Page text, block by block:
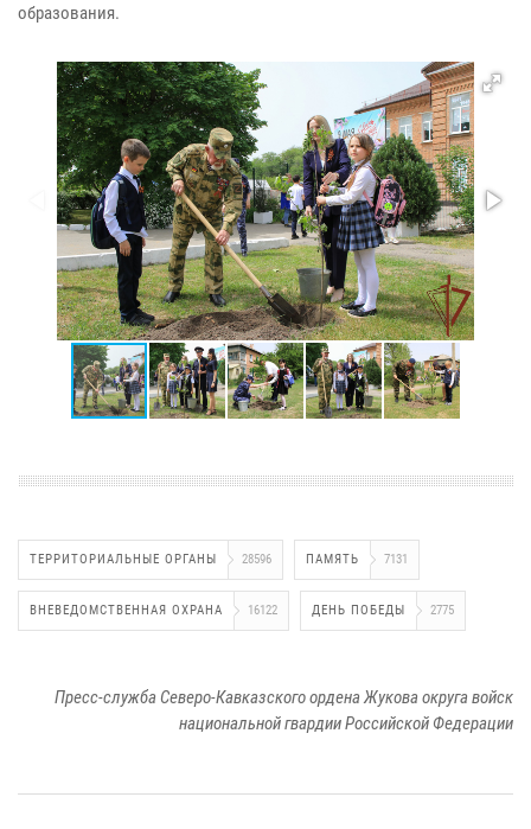
образования.
ТЕРРИТОРИАЛЬНЫЕ ОРГАНЫ 28596 ПАМЯТЬ 7131
ВНЕВЕДОМСТВЕННАЯ ОХРАНА 16122 ДЕНЬ ПОБЕДЫ 2775
Пресс-служба Северо-Кавказского ордена Жукова округа войск
национальной гвардии Российской Федерации